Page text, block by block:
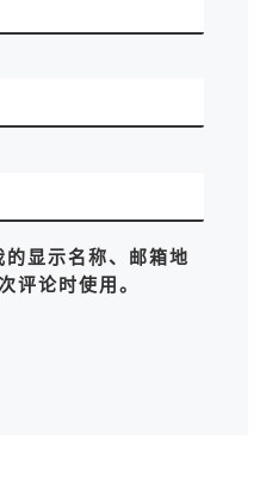
显示名称、邮箱地
评论时使用。